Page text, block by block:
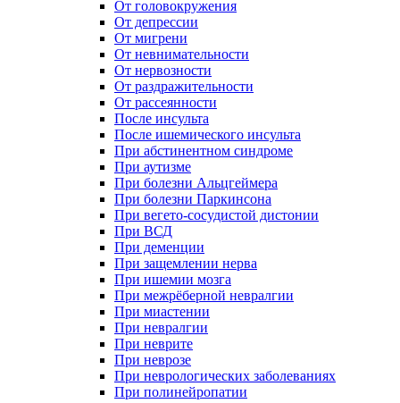
От головокружения
От депрессии
От мигрени
От невнимательности
От нервозности
От раздражительности
От рассеянности
После инсульта
После ишемического инсульта
При абстинентном синдроме
При аутизме
При болезни Альцгеймера
При болезни Паркинсона
При вегето-сосудистой дистонии
При ВСД
При деменции
При защемлении нерва
При ишемии мозга
При межрёберной невралгии
При миастении
При невралгии
При неврите
При неврозе
При неврологических заболеваниях
При полинейропатии